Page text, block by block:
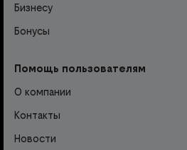
Бизнесу
Бонусы
Помощь пользователям
О компании
Контакты
Новости